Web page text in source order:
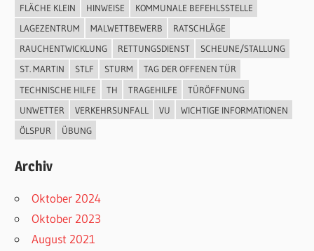
FLÄCHE KLEIN
HINWEISE
KOMMUNALE BEFEHLSSTELLE
LAGEZENTRUM
MALWETTBEWERB
RATSCHLÄGE
RAUCHENTWICKLUNG
RETTUNGSDIENST
SCHEUNE/STALLUNG
ST. MARTIN
STLF STURM
TAG DER OFFENEN TÜR
TECHNISCHE HILFE
TH TRAGEHILFE
TÜRÖFFNUNG
UNWETTER
VERKEHRSUNFALL VU
WICHTIGE INFORMATIONEN
ÖLSPUR
ÜBUNG
Archiv
Oktober 2024
Oktober 2023
August 2021